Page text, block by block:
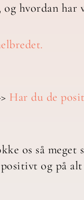
hvordan har
Har du de
os så meget
og på